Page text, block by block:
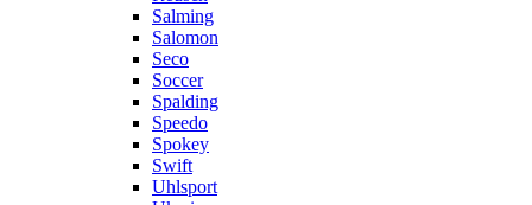
Salming
Salomon
Seco
Soccer
Spalding
Speedo
Spokey
Swift
Uhlsport